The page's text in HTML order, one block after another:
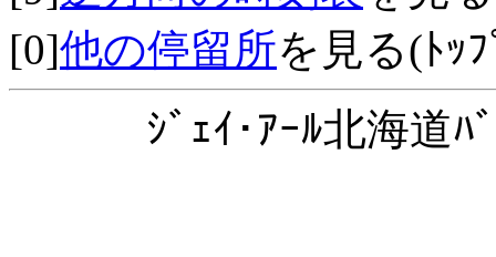
[0]他の停留所を見る(ﾄｯ
ｼﾞｪｲ･ｱｰﾙ北海道